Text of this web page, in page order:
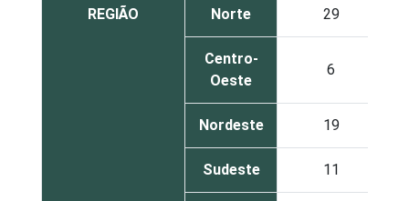
REGIÃO Norte 29
Centro-
Oeste
6
Nordeste 19
Sudeste 11